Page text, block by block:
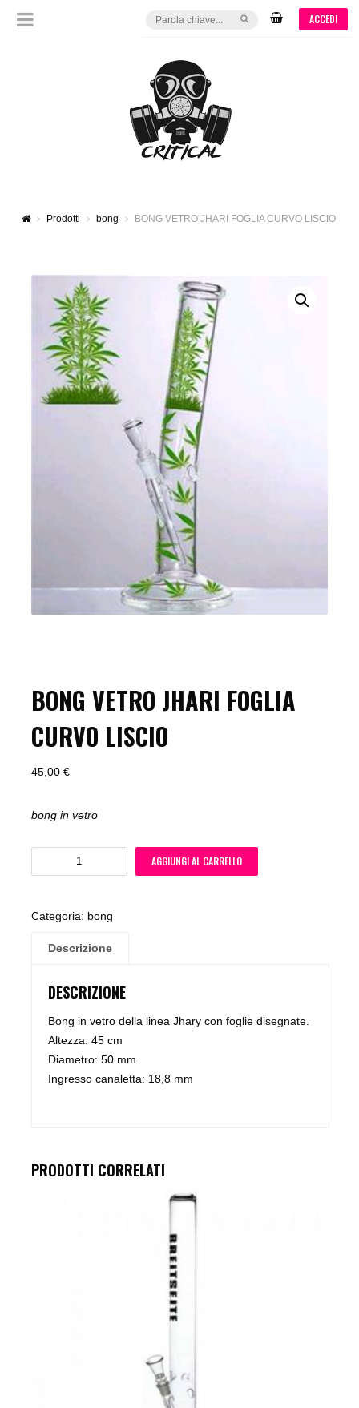
ACCEDI
Prodotti bong BONG VETRO JHARI FOGLIA CURVO LISCIO
BONG VETRO JHARI FOGLIA
CURVO LISCIO
45,00 €
bong in vetro
AGGIUNGI AL CARRELLO
Categoria: bong
Descrizione
DESCRIZIONE
Bong in vetro della linea Jhary con foglie disegnate.
Altezza: 45 cm
Diametro: 50 mm
Ingresso canaletta: 18,8 mm
PRODOTTI CORRELATI